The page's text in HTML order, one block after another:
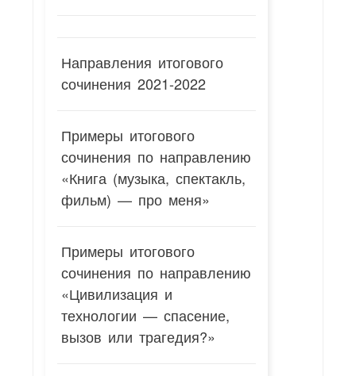
Направления итогового
сочинения 2021-2022
Примеры итогового
сочинения по направлению
«Книга (музыка, спектакль,
фильм) — про меня»
Примеры итогового
сочинения по направлению
«Цивилизация и
технологии — спасение,
вызов или трагедия?»